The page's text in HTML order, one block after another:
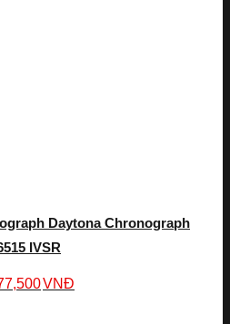
Daytona Chronograph
IVSR
VNĐ